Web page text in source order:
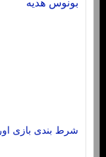
شرط بندی بازی اورتون و